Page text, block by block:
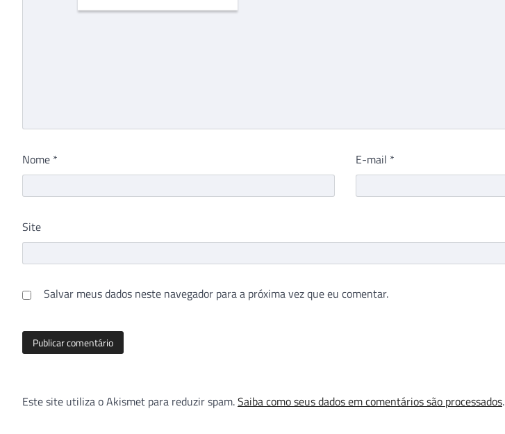
Nome * E-mail *
Site
Salvar meus dados neste navegador para a próxima vez que eu comentar.
Este site utiliza o Akismet para reduzir spam.Saiba como seus dados em comentários são processados.